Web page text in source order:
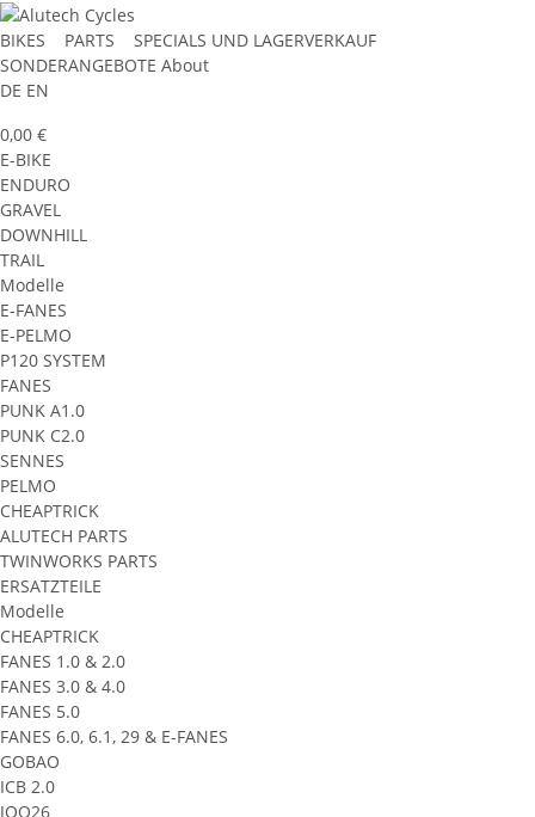
BIKES PARTS
SPECIALS UND LAGERVERKAUF
SONDERANGEBOTE About
DE EN
0,00 €
E-BIKE
ENDURO
GRAVEL
DOWNHILL
TRAIL
Modelle
E-FANES
E-PELMO
P120 SYSTEM
FANES
PUNK A1.0
PUNK C2.0
SENNES
PELMO
CHEAPTRICK
ALUTECH PARTS
TWINWORKS PARTS
ERSATZTEILE
Modelle
CHEAPTRICK
FANES 1.0 & 2.0
FANES 3.0 & 4.0
FANES 5.0
FANES 6.0, 6.1, 29 & E-FANES
GOBAO
ICB 2.0
JOO26